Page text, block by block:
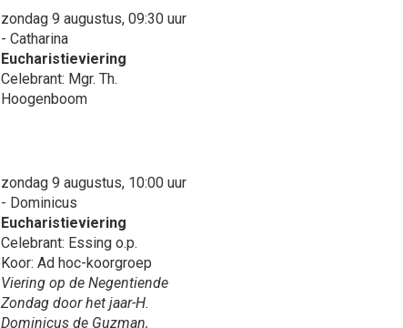
zondag 9 augustus, 09:30 uur
- Catharina
Eucharistieviering
Celebrant: Mgr. Th.
Hoogenboom
zondag 9 augustus, 10:00 uur
- Dominicus
Eucharistieviering
Celebrant: Essing o.p.
Koor: Ad hoc-koorgroep
Viering op de Negentiende
Zondag door het jaar-H.
Dominicus de Guzman,